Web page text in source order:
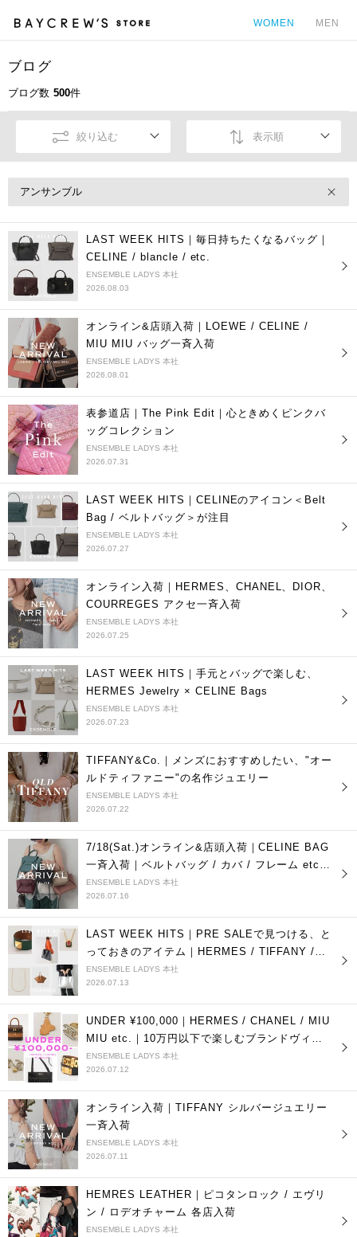
WOMEN MEN
ブログ
ブログ数 500件
絞り込む 表示順
アンサンブル
LAST WEEK HITS｜毎日持ちたくなるバッグ｜
CELINE / blancle / etc.
ENSEMBLE LADYS 本社
2026.08.03
オンライン&店頭入荷｜LOEWE / CELINE /
MIU MIU バッグ一斉入荷
ENSEMBLE LADYS 本社
2026.08.01
表参道店｜The Pink Edit｜心ときめくピンクバ
ッグコレクション
ENSEMBLE LADYS 本社
2026.07.31
LAST WEEK HITS｜CELINEのアイコン＜Belt
Bag / ベルトバッグ＞が注目
ENSEMBLE LADYS 本社
2026.07.27
オンライン入荷｜HERMES、CHANEL、DIOR、
COURREGES アクセ一斉入荷
ENSEMBLE LADYS 本社
2026.07.25
LAST WEEK HITS｜手元とバッグで楽しむ、
HERMES Jewelry × CELINE Bags
ENSEMBLE LADYS 本社
2026.07.23
TIFFANY&Co.｜メンズにおすすめしたい、"オー
ルドティファニー"の名作ジュエリー
ENSEMBLE LADYS 本社
2026.07.22
7/18(Sat.)オンライン&店頭入荷｜CELINE BAG
一斉入荷｜ベルトバッグ / カバ / フレーム etc.
フィービー期モデル多数
ENSEMBLE LADYS 本社
2026.07.16
LAST WEEK HITS｜PRE SALEで見つける、と
っておきのアイテム｜HERMES / TIFFANY /
blancle etc.
ENSEMBLE LADYS 本社
2026.07.13
UNDER ¥100,000｜HERMES / CHANEL / MIU
MIU etc.｜10万円以下で楽しむブランドヴィン
テージ
ENSEMBLE LADYS 本社
2026.07.12
オンライン入荷｜TIFFANY シルバージュエリー
一斉入荷
ENSEMBLE LADYS 本社
2026.07.11
HEMRES LEATHER｜ピコタンロック / エヴリ
ン / ロデオチャーム 各店入荷
ENSEMBLE LADYS 本社